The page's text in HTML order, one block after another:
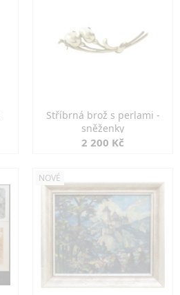
Stříbrná brož s perlami -
sněženky
2 200 Kč
NOVÉ